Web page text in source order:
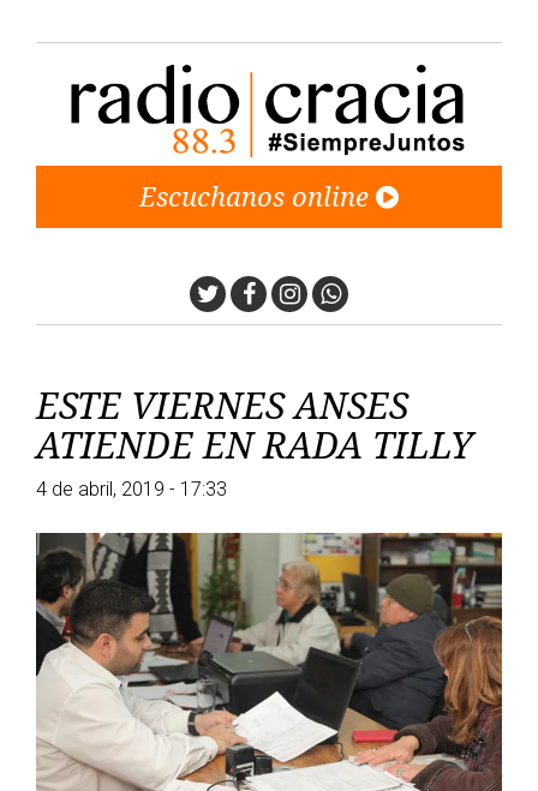
Escuchanos online
TwitterFacebook
Instagram
Whatsapp
ESTE VIERNES ANSES
ATIENDE EN RADA TILLY
4 de abril, 2019 - 17:33